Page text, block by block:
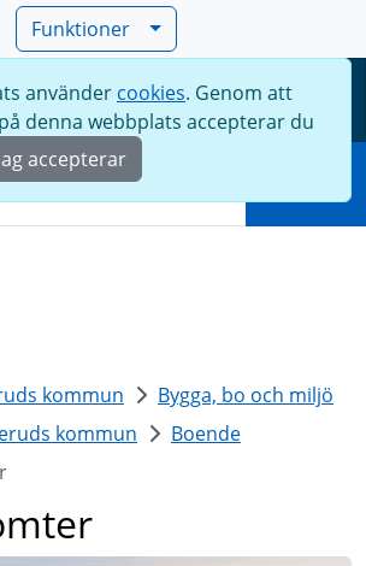
Funktioner
Meny
använder cookies. Genom att
denna webbplats accepterar du
accepterar
kommun
Bygga, bo och miljö
kommun
Boende